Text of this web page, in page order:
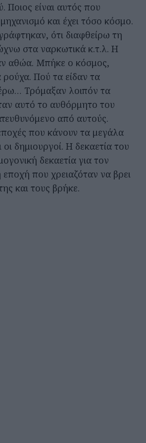
Ποιος είναι αυτός που
μηχανισμό και έχει τόσο κόσμο.
ότι διαφθείρω τη
στα ναρκωτικά κ.τ.λ. Η
αθώα. Μπήκε ο κόσμος,
Πού τα είδαν τα
Τρόμαξαν λοιπόν τα
αυτό το αυθόρμητο του
από αυτούς.
που κάνουν τα μεγάλα
δημιουργοί. Η δεκαετία του
δεκαετία για τον
που χρειαζόταν να βρει
και τους βρήκε.